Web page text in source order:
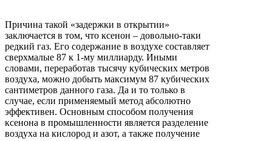
Причина такой «задержки в открытии»
заключается в том, что ксенон – довольно-таки
редкий газ. Его содержание в воздухе составляет
сверхмалые 87 к 1-му миллиарду. Иными
словами, переработав тысячу кубических метров
воздуха, можно добыть максимум 87 кубических
сантиметров данного газа. Да и то только в
случае, если применяемый метод абсолютно
эффективен. Основным способом получения
ксенона в промышленности является разделение
воздуха на кислород и азот, а также получение